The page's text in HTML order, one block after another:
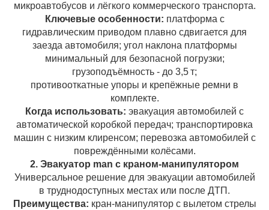
микроавтобусов и лёгкого коммерческого транспорта.
Ключевые особенности: платформа с
гидравлическим приводом плавно сдвигается для
заезда автомобиля; угол наклона платформы
минимальный для безопасной погрузки;
грузоподъёмность - до 3,5 т;
противооткатные упоры и крепёжные ремни в
комплекте.
Когда использовать: эвакуация автомобилей с
автоматической коробкой передач; транспортировка
машин с низким клиренсом; перевозка автомобилей с
повреждёнными колёсами.
2. Эвакуатор man с краном‑манипулятором
Универсальное решение для эвакуации автомобилей
в труднодоступных местах или после ДТП.
Преимущества: кран‑манипулятор с вылетом стрелы